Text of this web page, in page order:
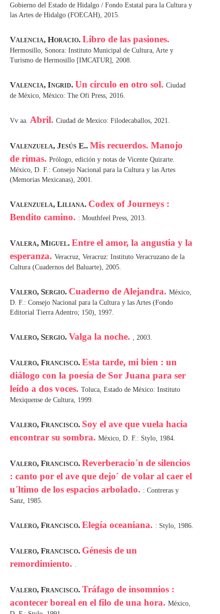
Gobierno del Estado de Hidalgo / Fondo Estatal para la Cultura y
las Artes de Hidalgo (FOECAH), 2015.
Valencia, Horacio. Libro de las pasiones.
Hermosillo, Sonora: Instituto Municipal de Cultura, Arte y
Turismo de Hermosillo [IMCATUR], 2008.
Valencia, Ingrid. Un círculo en otro sol. Ciudad
de México, México: The Ofi Press, 2016.
Vv aa. Abril. Ciudad de Mexico: Filodecaballos, 2021.
Valenzuela, Jesús E.. Mis recuerdos. Manojo
de rimas. Prólogo, edición y notas de Vicente Quirarte.
México, D. F.: Consejo Nacional para la Cultura y las Artes
(Memorias Mexicanas), 2001.
Valenzuela, Liliana. Codex of Journeys :
Bendito camino. : Mouthfeel Press, 2013.
Valera, Miguel. Entre el amor, la angustia y la
esperanza. Veracruz, Veracruz: Instituto Veracruzano de la
Cultura (Cuadernos del Baluarte), 2005.
Valero, Sergio. Cuaderno de Alejandra. México,
D. F.: Consejo Nacional para la Cultura y las Artes (Fondo
Editorial Tierra Adentro; 150), 1997.
Valero, Sergio. Valga la noche. , 2003.
Valero, Francisco. Esta tarde, mi bien : un
diálogo con la poesía de Sor Juana para ser
leído a dos voces. Toluca, Estado de México: Instituto
Mexiquense de Cultura, 1999.
Valero, Francisco. Soy el ave que vuela hacia
encontrar su sombra. México, D. F.: Stylo, 1984.
Valero, Francisco. Reverberacio´n de silencios
: canto por el ave que dejo´ de volar al caer el
u´ltimo de los espacios arbolado. : Contreras y
Sanz, 1985.
Valero, Francisco. Elegía oceaniana. : Stylo, 1986.
Valero, Francisco. Génesis de un
remordimiento. .
Valero, Francisco. Tráfago de insomnios :
acontecer boreal en el filo de una hora. México,